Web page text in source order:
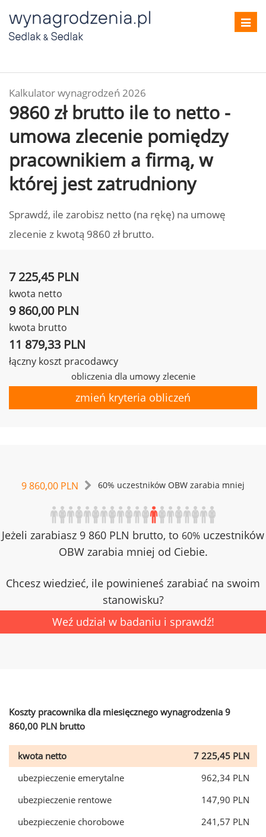
Kalkulator wynagrodzeń 2026
9860 zł brutto ile to netto -
umowa zlecenie pomiędzy
pracownikiem a firmą, w
której jest zatrudniony
Sprawdź, ile zarobisz netto (na rękę) na umowę
zlecenie z kwotą 9860 zł brutto.
7 225,45 PLN
kwota netto
9 860,00 PLN
kwota brutto
11 879,33 PLN
łączny koszt pracodawcy
obliczenia dla umowy zlecenie
zmień kryteria obliczeń
9 860,00 PLN 60% uczestników OBW zarabia mniej
Jeżeli zarabiasz 9 860 PLN brutto, to 60% uczestników
OBW zarabia mniej od Ciebie.
Chcesz wiedzieć, ile powinieneś zarabiać na swoim
stanowisku?
Weź udział w badaniu i sprawdź!
Koszty pracownika dla miesięcznego wynagrodzenia 9
860,00 PLN brutto
kwota netto
7 225,45 PLN
ubezpieczenie emerytalne
962,34 PLN
ubezpieczenie rentowe
147,90 PLN
ubezpieczenie chorobowe
241,57 PLN